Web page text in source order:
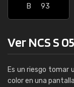
B
93
Ver NCS S
Es un riesgo tomar
color en una